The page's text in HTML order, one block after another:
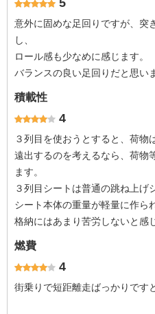
5
意外に固めな足回りですが、突
し、
ロール感も少なめに感じます。
バランスの良い足回りだと思い
積載性
4
３列目を使おうとすると、荷物
遠出するのを考えるなら、荷物
ます。
３列目シートは普通の跳ね上げ
シート本体の重量が軽量に作ら
格納にはあまり苦労しないと感
燃費
4
街乗りで短距離走ばっかりです